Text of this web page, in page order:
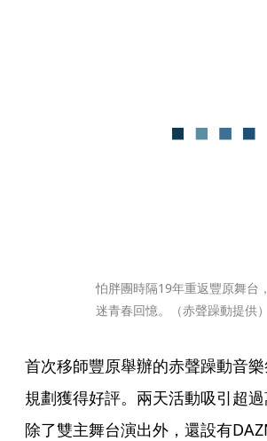
怕胖團時隔19年重返豐原舞台
迷青春回憶。（赤聲躁動提供）
首次移師豐原舉辦的赤聲躁動音
規劃獲得好評。兩天活動吸引超
除了雙主舞台演出外，還設有